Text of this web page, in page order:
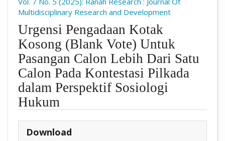
Multidisciplinary Research and Development
Urgensi Pengadaan Kotak
Kosong (Blank Vote) Untuk
Pasangan Calon Lebih Dari Satu
Calon Pada Kontestasi Pilkada
dalam Perspektif Sosiologi
Hukum
Download